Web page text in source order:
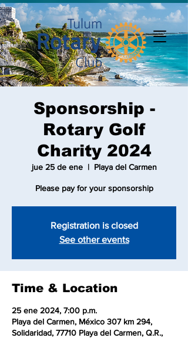
Sponsorship -
Rotary Golf
Charity 2024
jue 25 de ene
  |
Playa del Carmen
Please pay for your sponsorship
Registration is closed
See other events
Time & Location
25 ene 2024, 7:00 p.m.
Playa del Carmen, México 307 km 294,
Solidaridad, 77710 Playa del Carmen, Q.R.,